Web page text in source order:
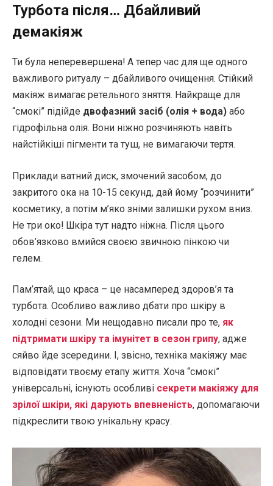
Турбота після… Дбайливий
демакіяж
Ти була неперевершена! А тепер час для ще одного
важливого ритуалу – дбайливого очищення. Стійкий
макіяж вимагає ретельного зняття. Найкраще для
“смокі” підійде двофазний засіб (олія + вода) або
гідрофільна олія. Вони ніжно розчиняють навіть
найстійкіші пігменти та туш, не вимагаючи тертя.
Приклади ватний диск, змочений засобом, до
закритого ока на 10-15 секунд, дай йому “розчинити”
косметику, а потім м’яко зніми залишки рухом вниз.
Не три око! Шкіра тут надто ніжна. Після цього
обов’язково вмийся своєю звичною пінкою чи
гелем.
Пам’ятай, що краса – це насамперед здоров’я та
турбота. Особливо важливо дбати про шкіру в
холодні сезони. Ми нещодавно писали про те, як
підтримати шкіру та імунітет в сезон грипу, адже
сяйво йде зсередини. І, звісно, техніка макіяжу має
відповідати твоєму етапу життя. Хоча “смокі”
універсальні, існують особливі секрети макіяжу для
зрілої шкіри, які дарують впевненість, допомагаючи
підкреслити твою унікальну красу.